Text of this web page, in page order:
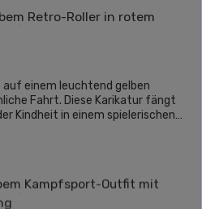
auf einem leuchtend gelben
Fahrt. Diese Karikatur fängt
Kindheit in einem spielerischen